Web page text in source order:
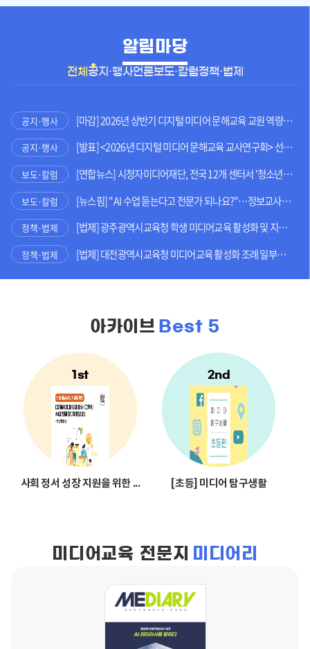
알림마당
전체
공지·행사 [마감] 2026년 상반기 디지털 미디어 문해교육 교원 역량 강화 연수 참여자 모집
공지·행사 [발표] <2026년 디지털 미디어 문해교육 교사연구회> 선정 결과 발표
보도·칼럼 [연합뉴스] 시청자미디어재단, 전국 12개 센터서 '청소년 미디어 주간'
보도·칼럼 [뉴스핌] "AI 수업 듣는다고 전문가 되나요?"…정보교사가 말하는 진짜 'AI 시대 인재'는
정책·법제 [법제] 광주광역시교육청 학생 미디어교육 활성화 및 지원에 관한 조례 전부개정조례안
정책·법제 [법제] 대전광역시교육청 미디어교육 활성화 조례 일부개정조례안
공지·행사언론보도·칼럼정책·법제
아카이브 Best 5
사회 정서 성장 지원을 위한 디지털 미디어 문해교육 수업 모델 및 가이
[초등] 미디어 탐구생활
미디어교육 전문지 미디어리